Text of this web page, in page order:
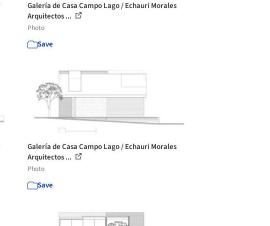
Galería de Casa Campo Lago / Echauri Morales
Arquitectos ...
Photo
Save
Galería de Casa Campo Lago / Echauri Morales
Arquitectos ...
Photo
Save